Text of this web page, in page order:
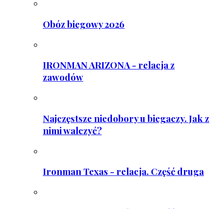
Obóz biegowy 2026
IRONMAN ARIZONA - relacja z
zawodów
Najczęstsze niedobory u biegaczy. Jak z
nimi walczyć?
Ironman Texas - relacja. Część druga